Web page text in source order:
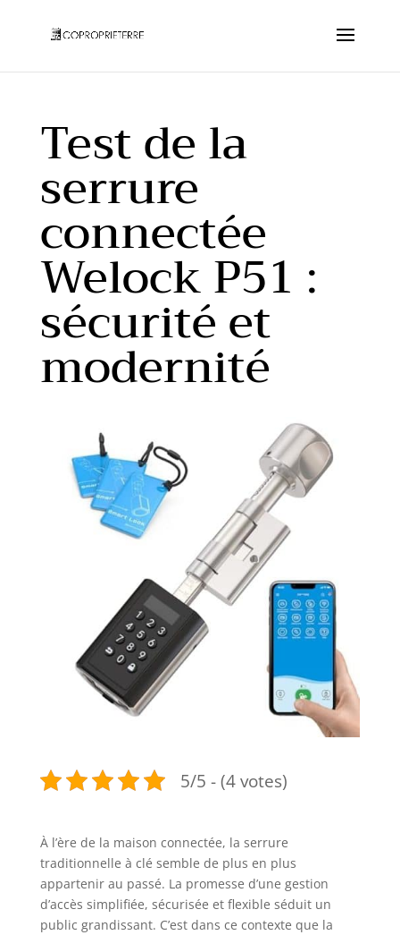
Test de la
serrure
connectée
Welock P51 :
sécurité et
modernité
5/5 - (4 votes)
À l’ère de la maison connectée, la serrure
traditionnelle à clé semble de plus en plus
appartenir au passé. La promesse d’une gestion
d’accès simplifiée, sécurisée et flexible séduit un
public grandissant. C’est dans ce contexte que la